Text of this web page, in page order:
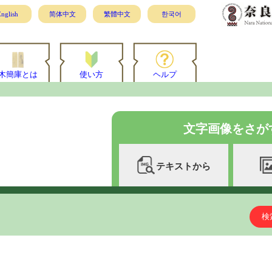
简体中文 繁體中文 한국어
簡庫とは 使い方 ヘルプ
文字画像をさが
テキストから
検